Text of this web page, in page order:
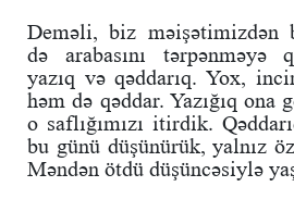
Deməli, biz məişətimizdən
də arabasını tərpənməyə
yazıq və qəddarıq. Yox,
həm də qəddar. Yazığıq ona
o saflığımızı itirdik.
bu günü düşünürük, yalnız
Məndən ötdü düşüncəsiylə